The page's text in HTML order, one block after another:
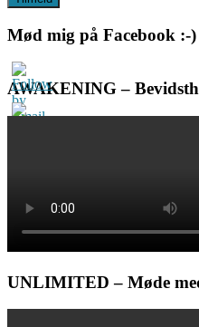
Mød mig på Facebook :-)
AWAKENING –
UNLIMITED – Møde